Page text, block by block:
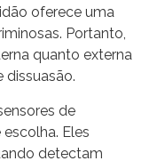
oferece uma
Portanto,
quanto externa
dissuasão.
de
Eles
detectam